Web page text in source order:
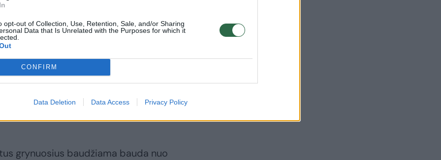
opt-out of Collection, Use, Retention, Sale, and/or Sharing
Data that Is Unrelated with the Purposes for which it
CONFIRM
Data Deletion Data Access Privacy Policy
kada asmuo, padaręs teisės
minimalių patikimo mokesčių
ypač galimybė konfiskuoti
poveikį“, – rašoma projekto
grynuosius baudžiama bauda nuo